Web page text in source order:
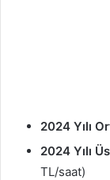
2024 Yılı
2024 Yılı
TL/saat)